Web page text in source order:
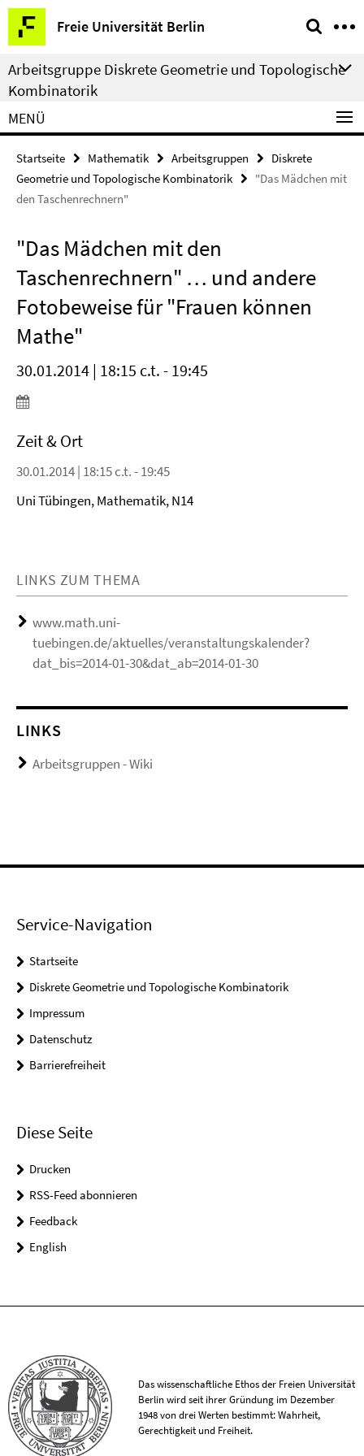
Springe
direkt
zu
Inhalt
Freie Universität Berlin
Service-
Navigation
Arbeitsgruppe Diskrete Geometrie und Topologische
Kombinatorik
MENÜ
Startseite Mathematik Arbeitsgruppen
Diskrete
Geometrie und Topologische Kombinatorik
"Das Mädchen mit
den Taschenrechnern"
"Das Mädchen mit den
Taschenrechnern" … und andere
Fotobeweise für "Frauen können
Mathe"
30.01.2014 | 18:15 c.t. - 19:45
Zeit & Ort
30.01.2014 | 18:15 c.t. - 19:45
Uni Tübingen, Mathematik, N14
LINKS ZUM THEMA
www.math.uni-
tuebingen.de/aktuelles/veranstaltungskalender?
dat_bis=2014-01-30&dat_ab=2014-01-30
LINKS
Arbeitsgruppen - Wiki
Service-Navigation
Startseite
Diskrete Geometrie und Topologische Kombinatorik
Impressum
Datenschutz
Barrierefreiheit
Diese Seite
Drucken
RSS-Feed abonnieren
Feedback
English
Das wissenschaftliche Ethos der Freien Universität
Berlin wird seit ihrer Gründung im Dezember
1948 von drei Werten bestimmt: Wahrheit,
Gerechtigkeit und Freiheit.